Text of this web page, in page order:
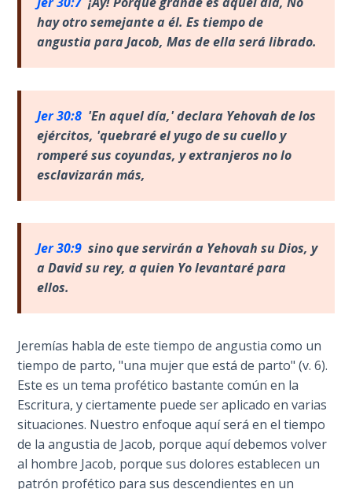
The Second
Law - Speech
2
Deuteronomy:
The Second
Law - Speech
3
The Second
Law - Speech
Deuteronomy:
Law - Speech
Deuteronomy:
The Second
Law - Speech
6
Deuteronomy:
hay otro semejante a él. Es tiempo de
angustia para Jacob, Mas de ella será librado.
Jer 30:8 'En aquel día,' declara Yehovah de los
ejércitos, 'quebraré el yugo de su cuello y
romperé sus coyundas, y extranjeros no lo
esclavizarán más,
Jer 30:9 sino que servirán a Yehovah su Dios, y
a David su rey, a quien Yo levantaré para
ellos.
Jeremías habla de este tiempo de angustia como un
tiempo de parto, "una mujer que está de parto" (v. 6).
Este es un tema profético bastante común en la
Escritura, y ciertamente puede ser aplicado en varias
situaciones. Nuestro enfoque aquí será en el tiempo
de la angustia de Jacob, porque aquí debemos volver
al hombre Jacob, porque sus dolores establecen un
patrón profético para sus descendientes en un